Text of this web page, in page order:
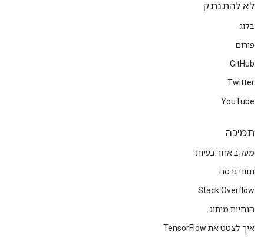
לא להתנתק
בלוג
פורום
GitHub
Twitter
YouTube
תמיכה
מעקב אחר בעיות
נתוני גרסה
Stack Overflow
הנחיות מיתוג
איך לצטט את TensorFlow